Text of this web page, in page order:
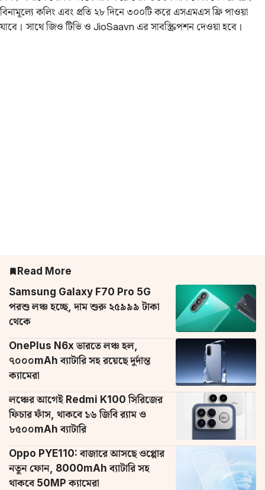
বিনামূল্যে কলিং এবং প্রতি ২৮ দিনে ৩০০টি করে এসএমএস ফ্রি পাওয়া
যাবে। সাথে জিও টিভি ও JioSaavn এর সাবস্ক্রিপশন দেওয়া হবে।
Read More
Samsung Galaxy F70 Pro 5G
পরশু লঞ্চ হচ্ছে, দাম শুরু ২৫৯৯৯ টাকা
থেকে
OnePlus N6x ভারতে লঞ্চ হল,
৭০০০mAh ব্যাটারি সহ রয়েছে দুর্দান্ত
ক্যামেরা
লঞ্চের আগেই Redmi K100 সিরিজের
ফিচার ফাঁস, থাকবে ১৬ জিবি র‌্যাম ও
৮৫০০mAh ব্যাটারি
Oppo PYE110: বাজারে আসছে ওপ্পোর
নতুন ফোন, 8000mAh ব্যাটারি সহ
থাকবে 50MP ক্যামেরা